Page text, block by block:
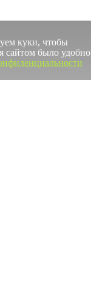
куки, чтобы
сайтом было удобно